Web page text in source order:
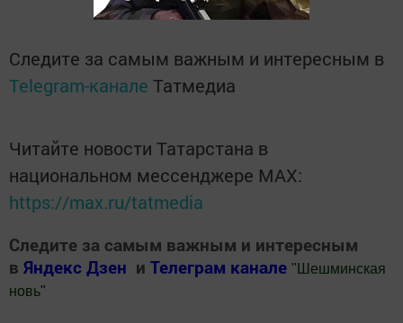
Следите за самым важным и интересным в
Telegram-канале Татмедиа
Читайте новости Татарстана в
национальном мессенджере MАХ:
https://max.ru/tatmedia
Следите за самым важным и интересным
в Яндекс Дзен и Телеграм канале " Шешминская
новь"